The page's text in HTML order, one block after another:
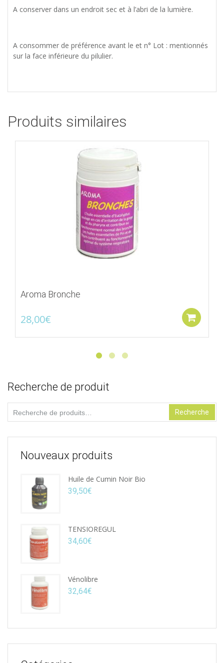
A conserver dans un endroit sec et à l’abri de la lumière.
A consommer de préférence avant le et n° Lot : mentionnés
sur la face inférieure du pilulier.
Produits similaires
Aroma Bronche
28,00€
Ajouter à la liste d'envies
Recherche de produit
pour :
Recherche
Nouveaux produits
Huile de Cumin Noir Bio
39,50€
TENSIOREGUL
34,60€
Vénolibre
32,64€